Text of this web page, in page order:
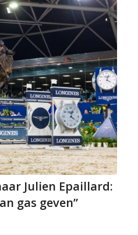
Julien Epaillard:
gas geven”